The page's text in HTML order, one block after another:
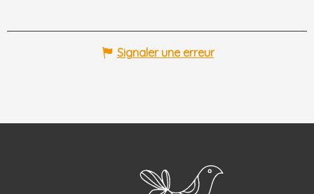
Signaler une erreur